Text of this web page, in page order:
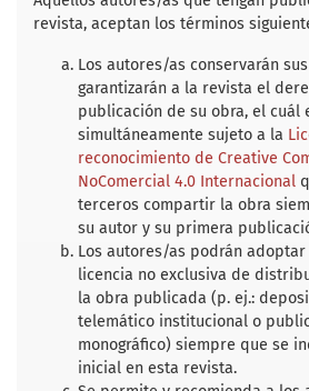
o
o
e
r
A
p
revista, aceptan los términos
Los autores/as conservarán
garantizarán a la revista el
publicación de su obra, el cuál
simultáneamente sujeto a la
reconocimiento de Creative
NoComercial 4.0 Internacional
terceros compartir la obra
su autor y su primera
Los autores/as podrán
licencia no exclusiva de
la obra publicada (p. ej.:
telemático institucional o
monográfico) siempre que se
inicial en esta revista.